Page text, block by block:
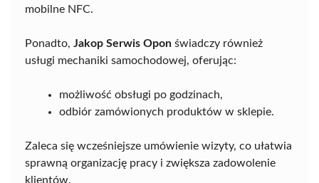
mobilne NFC.
Ponadto, Jakop Serwis Opon świadczy również
usługi mechaniki samochodowej, oferując:
możliwość obsługi po godzinach,
odbiór zamówionych produktów w sklepie.
Zaleca się wcześniejsze umówienie wizyty, co ułatwia
sprawną organizację pracy i zwiększa zadowolenie
klientów.